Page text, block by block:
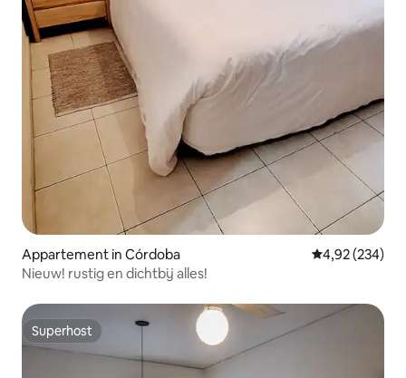
Appartement in Córdoba Gemiddelde
4,92 (234)
Nieuw! rustig en dichtbij alles!
Superhost
Superhost